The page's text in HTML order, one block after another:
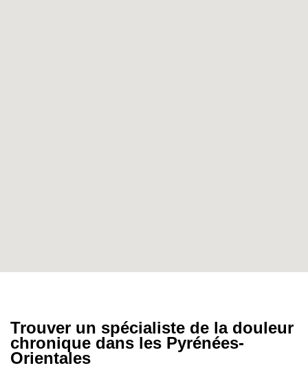
Trouver un spécialiste de la douleur
chronique dans les Pyrénées-
Orientales